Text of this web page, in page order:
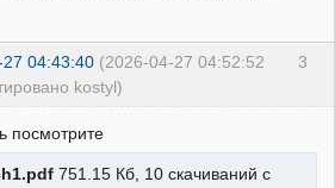
3
04:43:40 (2026-04-27 04:52:52
kostyl)
посмотрите
751.15 Кб, 10 скачиваний с